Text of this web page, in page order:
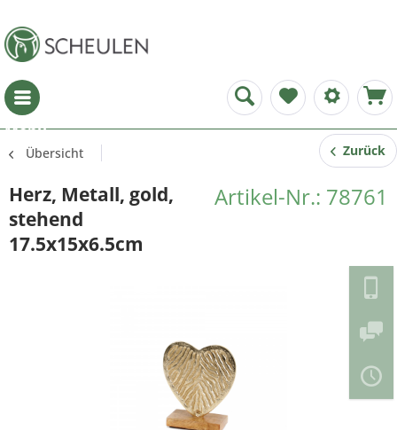
Menü
Übersicht Zurück
Artikel-Nr.: 78761
Herz, Metall, gold,
stehend
17.5x15x6.5cm